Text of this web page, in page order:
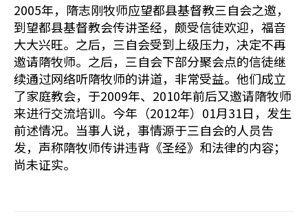
2005年，隋志刚牧师应望都县基督教三自会之邀，
到望都县基督教会传讲圣经，颇受信徒欢迎，福音
大大兴旺。之后，三自会受到上级压力，决定不再
邀请隋牧师。之后，三自会下部分聚会点的信徒继
续通过网络听隋牧师的讲道，非常受益。他们成立
了家庭教会，于2009年、2010年前后又邀请隋牧师
来进行交流培训。今年（2012年）01月31日，发生
前述情况。当事人说，事情源于三自会的人员告
发，声称隋牧师传讲违背《圣经》和法律的内容；
尚未证实。